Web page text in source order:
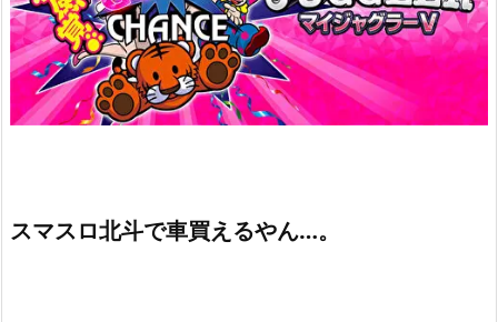
スマスロ北斗で車買えるやん…。